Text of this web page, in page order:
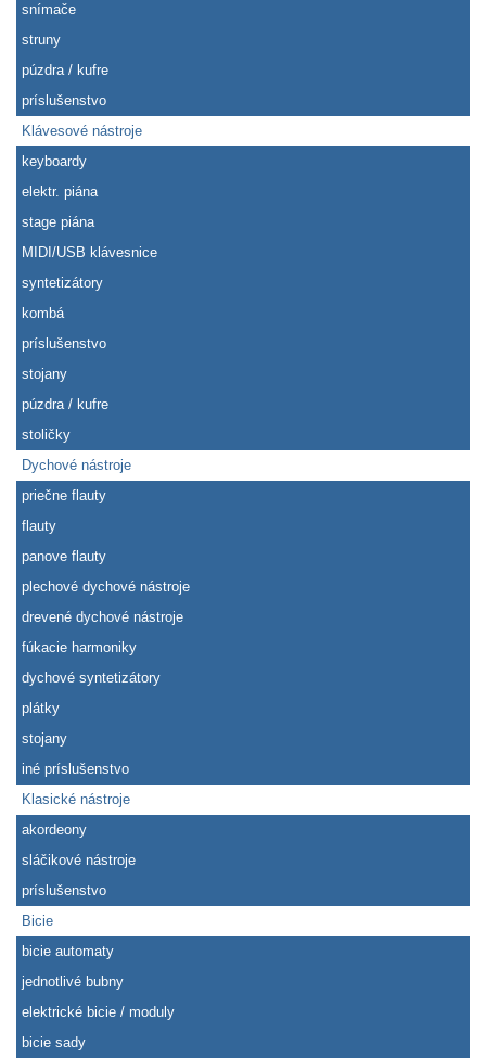
snímače
struny
púzdra / kufre
príslušenstvo
Klávesové nástroje
keyboardy
elektr. piána
stage piána
MIDI/USB klávesnice
syntetizátory
kombá
príslušenstvo
stojany
púzdra / kufre
stoličky
Dychové nástroje
priečne flauty
flauty
panove flauty
plechové dychové nástroje
drevené dychové nástroje
fúkacie harmoniky
dychové syntetizátory
plátky
stojany
iné príslušenstvo
Klasické nástroje
akordeony
sláčikové nástroje
príslušenstvo
Bicie
bicie automaty
jednotlivé bubny
elektrické bicie / moduly
bicie sady